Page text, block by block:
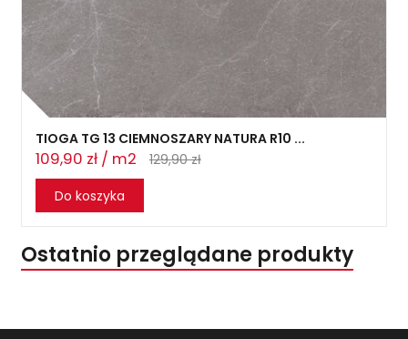
TIOGA TG 13 CIEMNOSZARY NATURA R10 ...
109,90 zł / m2
129,90 zł
Do koszyka
Ostatnio przeglądane produkty